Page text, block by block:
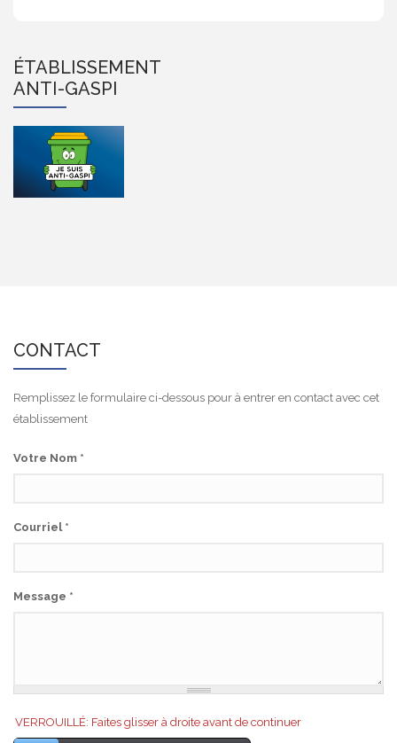
ÉTABLISSEMENT
ANTI-GASPI
CONTACT
Remplissez le formulaire ci-dessous pour à entrer en contact avec cet
établissement
Votre Nom *
Courriel *
Message *
VERROUILLÉ: Faites glisser à droite avant de continuer